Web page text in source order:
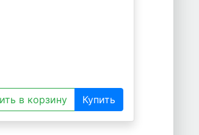
в корзину Купить